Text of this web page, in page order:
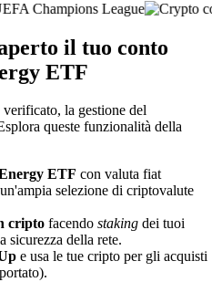
il tuo conto
ETF
la gestione del
queste funzionalità della
ETF con valuta fiat
selezione di criptovalute
cripto facendo staking dei tuoi
sicurezza della rete.
e usa le tue cripto per gli acquisti